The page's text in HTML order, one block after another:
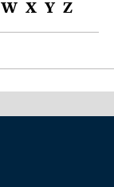
W X Y Z